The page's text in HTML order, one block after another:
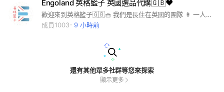
Engoland 英格籃子 英國選品代購🇬🇧❤️
歡迎來到英格籃子🇬🇧🧺 我們是長住在英國的團隊 👩 一人在英國負責逛店採買 📦 一人在台灣細心包貨出貨 ✨讓我們把英國的日常帶回你身邊✨
成員1003
9 小時前
還有其他眾多社群等您來探索
顯示更多